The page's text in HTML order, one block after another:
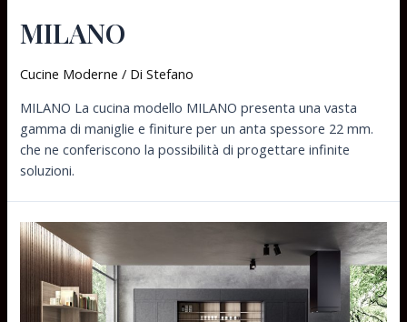
MILANO
Cucine Moderne / DiStefano
MILANO La cucina modello MILANO presenta una vasta
gamma di maniglie e finiture per un anta spessore 22 mm.
che ne conferiscono la possibilità di progettare infinite
soluzioni.